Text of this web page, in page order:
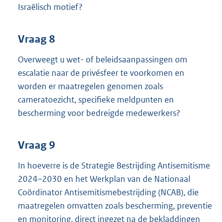
Israëlisch motief?
Vraag 8
Overweegt u wet- of beleidsaanpassingen om
escalatie naar de privésfeer te voorkomen en
worden er maatregelen genomen zoals
cameratoezicht, specifieke meldpunten en
bescherming voor bedreigde medewerkers?
Vraag 9
In hoeverre is de Strategie Bestrijding Antisemitisme
2024–2030 en het Werkplan van de Nationaal
Coördinator Antisemitismebestrijding (NCAB), die
maatregelen omvatten zoals bescherming, preventie
en monitoring, direct ingezet na de bekladdingen